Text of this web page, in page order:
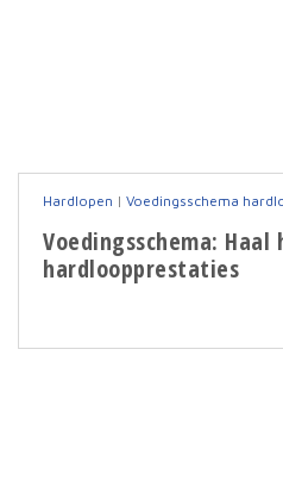
Hardlopen | Voedingsschema
Voedingsschema:
hardloopprestaties